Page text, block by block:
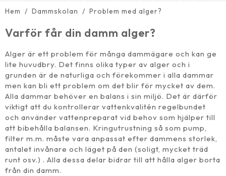
Hem Dammskolan Problem med alger?
Varför får din damm alger?
Alger är ett problem för många dammägare och kan ge
lite huvudbry. Det finns olika typer av alger och i
grunden är de naturliga och förekommer i alla dammar
men kan bli ett problem om det blir för mycket av dem.
Alla dammar behöver en balans i sin miljö. Det är därför
viktigt att du kontrollerar vattenkvalitén regelbundet
och använder vattenpreparat vid behov som hjälper till
att bibehålla balansen. Kringutrustning så som pump,
filter m.m. måste vara anpassat efter dammens storlek,
antalet invånare och läget på den (soligt, mycket träd
runt osv.) . Alla dessa delar bidrar till att hålla alger borta
från din damm.